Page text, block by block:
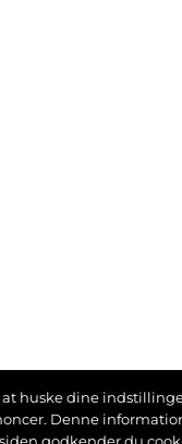
at huske dine
Denne